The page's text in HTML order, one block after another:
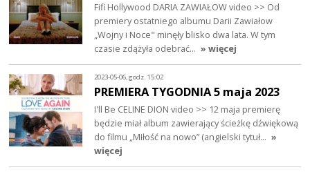
Fifi Hollywood DARIA ZAWIAŁOW video >> Od
premiery ostatniego albumu Darii Zawiałow
„Wojny i Noce" minęły blisko dwa lata. W tym
czasie zdążyła odebrać… » więcej
2023-05-06, godz. 15:02
PREMIERA TYGODNIA 5 maja 2023
I'll Be CELINE DION video >> 12 maja premierę
będzie miał album zawierający ścieżkę dźwiękową
do filmu „Miłość na nowo” (angielski tytuł… »
więcej